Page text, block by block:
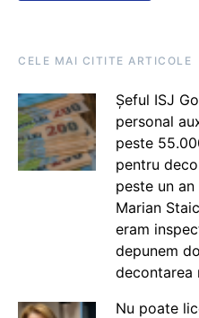
CELE MAI CITITE ARTICOLE
Șeful ISJ
personal
peste
pentru
peste un
Marian
eram
depunem
decontarea
Nu poate